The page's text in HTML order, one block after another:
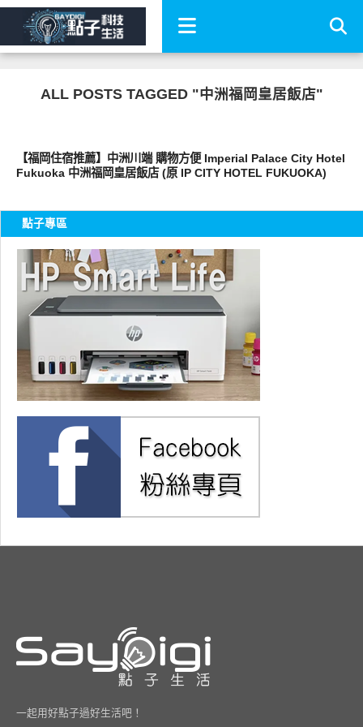
ALL POSTS TAGGED "中洲福岡皇居飯店"
【福岡住宿推薦】中洲川端 購物方便 Imperial Palace City Hotel
Fukuoka 中洲福岡皇居飯店 (原 IP CITY HOTEL FUKUOKA)
點子專區
一起用好點子過好生活吧！